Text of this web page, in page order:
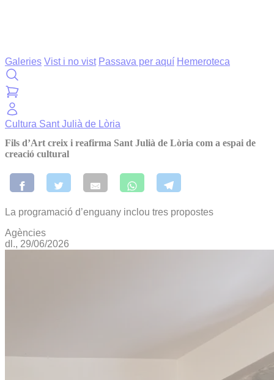
Galeries Vist i no vist Passava per aquí Hemeroteca
Cultura Sant Julià de Lòria
Fils d’Art creix i reafirma Sant Julià de Lòria com a espai de
creació cultural
La programació d’enguany inclou tres propostes
Agències
dl., 29/06/2026